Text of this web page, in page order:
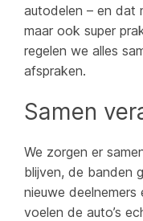
autodelen – en dat
maar ook super
regelen we alles
afspraken.
Samen
We zorgen er
blijven, de banden
nieuwe
voelen de auto’s